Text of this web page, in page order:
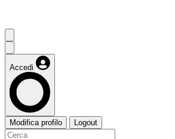
Accedi
Modifica profilo Logout